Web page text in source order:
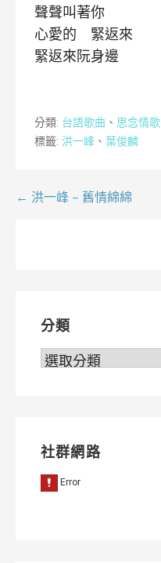
聲聲叫著你
心愛的 緊返來
緊返來阮身邊
分類: 台語歌曲 、 思念情歌
標籤: 洪一峰 、 葉俊麟
文← 洪一峰 – 舊情綿綿
分類
分
社群網路